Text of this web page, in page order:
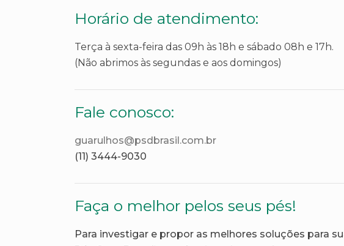
Horário de atendimento:
Terça à sexta-feira das 09h às 18h e sábado 08h e 17h.
(Não abrimos às segundas e aos domingos)
Fale conosco:
guarulhos@psdbrasil.com.br
(11) 3444-9030
Faça o melhor pelos seus pés!
Para investigar e propor as melhores soluções para